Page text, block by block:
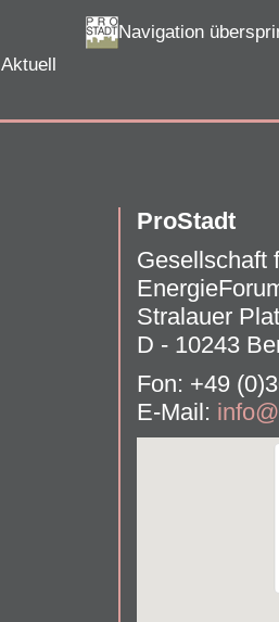
Aktuell
Navigation
ProStadt
Gesellschaft
Stralauer
D - 10243
Fon: +49
E-Mail: